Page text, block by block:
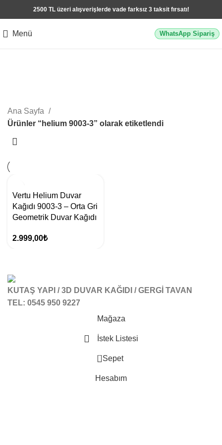
2500 TL üzeri alışverişlerde vade farksız 3 taksit fırsatı!
Menü WhatsApp Sipariş
Kategoriler
Ana Sayfa
Ürünler “helium 9003-3” olarak etiketlendi
Vertu Helium Duvar
Kağıdı 9003-3 – Orta Gri
Geometrik Duvar Kağıdı
2.999,00₺
KUTAŞ YAPI / 3D DUVAR KAĞIDI / GERGİ TAVAN
TEL: 0545 950 9227
Mağaza
İstek Listesi
0 Sepet
Hesabım